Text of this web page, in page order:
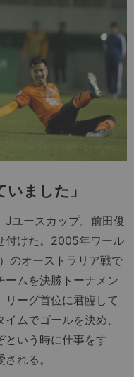
いました」
ユースカップ。前田俊
付けた。2005年ワール
のオーストラリア戦で
ームを決勝トーナメン
リーグ首位に君臨して
ムでゴールを決め、
という時に仕事をす
れる。